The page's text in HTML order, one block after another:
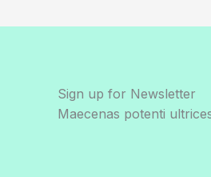
Sign up for Newsletter
Maecenas potenti